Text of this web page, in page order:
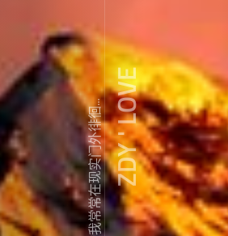
我常常在现实门外徘徊...ZDY ' LOVE